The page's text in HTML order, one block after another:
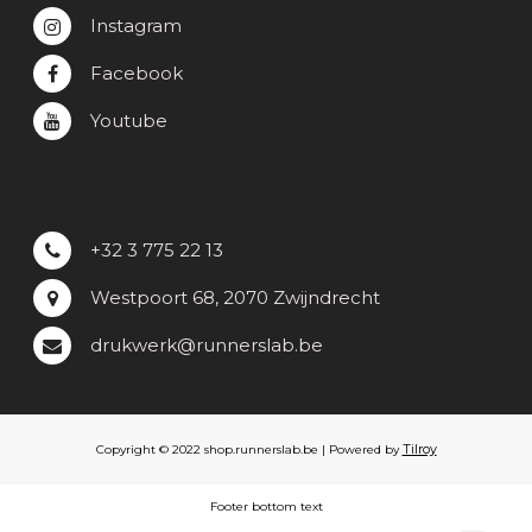
Instagram
Facebook
Youtube
+32 3 775 22 13
Westpoort 68, 2070 Zwijndrecht
drukwerk@runnerslab.be
Copyright © 2022 shop.runnerslab.be | Powered byTilroy
Footer bottom text